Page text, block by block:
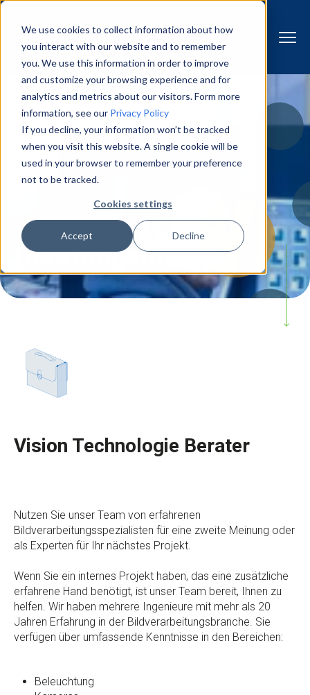
We use cookies to collect information about how
you interact with our website and to remember
you. We use this information in order to improve
and customize your browsing experience and for
analytics and metrics about our visitors. Form more
information, see our Privacy Policy
If you decline, your information won’t be tracked
when you visit this website. A single cookie will be
used in your browser to remember your preference
not to be tracked.
Cookies settings
Accept Decline
Kompetenzen
Beratungsdienste
Vision Technologie Berater
Nutzen Sie unser Team von erfahrenen
Bildverarbeitungsspezialisten für eine zweite Meinung oder
als Experten für Ihr nächstes Projekt.
Wenn Sie ein internes Projekt haben, das eine zusätzliche
erfahrene Hand benötigt, ist unser Team bereit, Ihnen zu
helfen. Wir haben mehrere Ingenieure mit mehr als 20
Jahren Erfahrung in der Bildverarbeitungsbranche. Sie
verfügen über umfassende Kenntnisse in den Bereichen:
Beleuchtung